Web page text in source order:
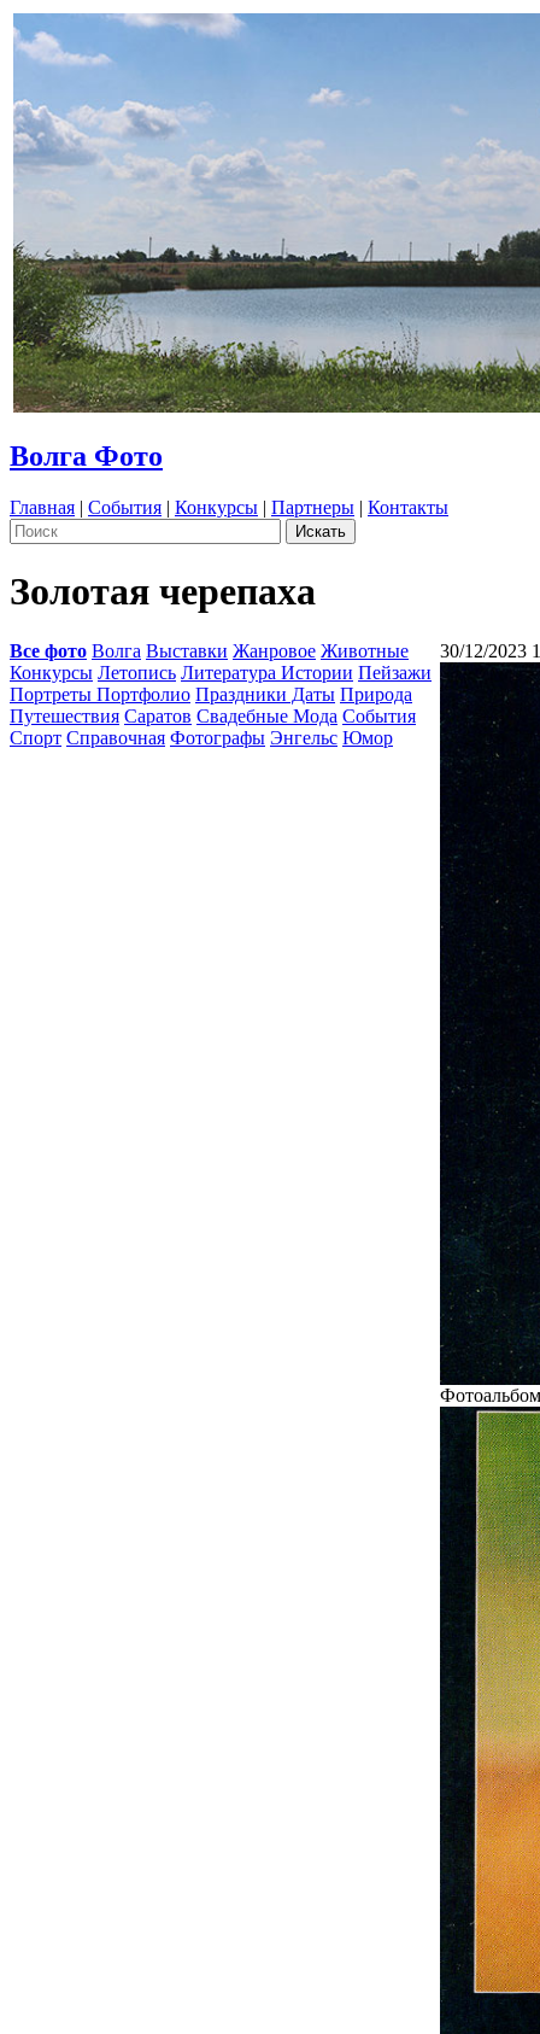
Волга Фото
Главная | События | Конкурсы | Партнеры | Контакты
Золотая черепаха
Все фото Волга Выставки Жанровое Животные
Конкурсы Летопись Литература Истории Пейзажи
Портреты Портфолио Праздники Даты Природа
Путешествия Саратов Свадебные Мода События
Спорт Справочная Фотографы Энгельс Юмор
30/12/2023